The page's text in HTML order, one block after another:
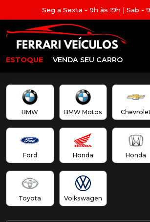
Seg a Sexta - 9h às 19h | Sab -
ESTOQUE VENDA SEU CARRO
BMW BMW Motos
Ford Honda Honda
Toyota Volkswagen